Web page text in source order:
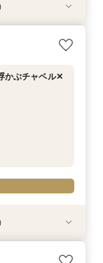
円のお得すぎ
家族と過ごす
場同時見学
典
をプロが解消！
かぶチャペル✕
着体験＆衣裳1
円のお得すぎ
家族と過ごす
場同時見学
をプロが解消！